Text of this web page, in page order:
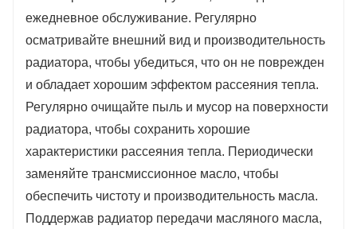
ежедневное обслуживание. Регулярно
осматривайте внешний вид и производительность
радиатора, чтобы убедиться, что он не поврежден
и обладает хорошим эффектом рассеяния тепла.
Регулярно очищайте пыль и мусор на поверхности
радиатора, чтобы сохранить хорошие
характеристики рассеяния тепла. Периодически
заменяйте трансмиссионное масло, чтобы
обеспечить чистоту и производительность масла.
Поддержав радиатор передачи масляного масла,